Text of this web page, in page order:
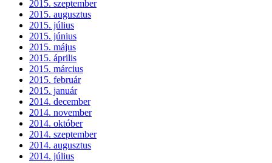
2015. szeptember
2015. augusztus
2015. július
2015. június
2015. május
2015. április
2015. március
2015. február
2015. január
2014. december
2014. november
2014. október
2014. szeptember
2014. augusztus
2014. július